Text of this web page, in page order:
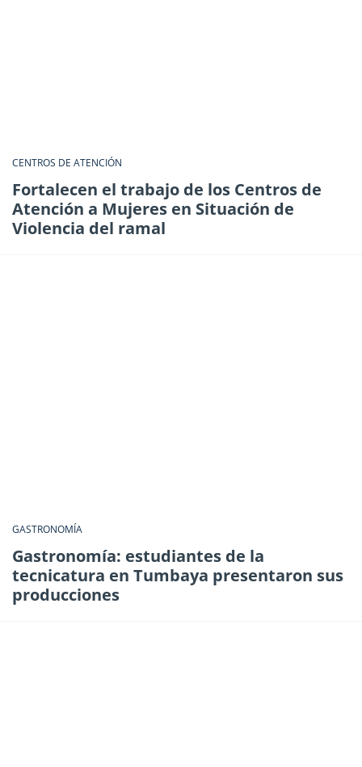
CENTROS DE ATENCIÓN
Fortalecen el trabajo de los Centros de
Atención a Mujeres en Situación de
Violencia del ramal
GASTRONOMÍA
Gastronomía: estudiantes de la
tecnicatura en Tumbaya presentaron sus
producciones